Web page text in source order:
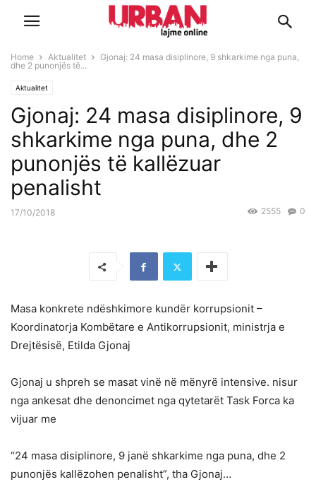
Home Aktualitet
Gjonaj: 24 masa disiplinore, 9 shkarkime nga puna,
dhe 2 punonjës të...
Aktualitet
Gjonaj: 24 masa disiplinore, 9
shkarkime nga puna, dhe 2
punonjës të kallëzuar
penalisht
17/10/2018 0
2555
Masa konkrete ndëshkimore kundër korrupsionit –
Koordinatorja Kombëtare e Antikorrupsionit, ministrja e
Drejtësisë, Etilda Gjonaj
Gjonaj u shpreh se masat vinë në mënyrë intensive. nisur
nga ankesat dhe denoncimet nga qytetarët Task Forca ka
vijuar me
“24 masa disiplinore, 9 janë shkarkime nga puna, dhe 2
punonjës kallëzohen penalisht”, tha Gjonaj…